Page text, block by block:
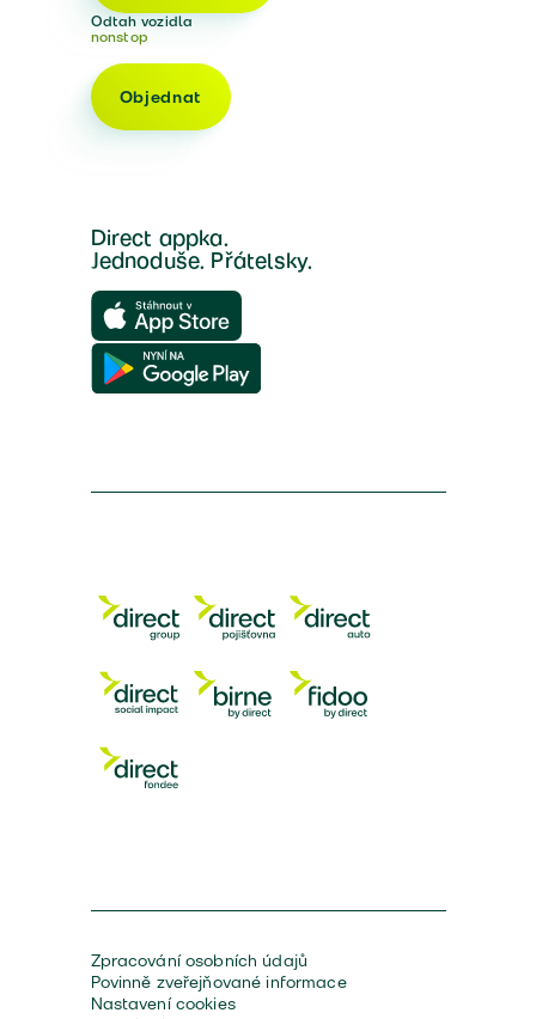
Odtah vozidla
nonstop
Objednat
Direct appka.
Jednoduše. Přátelsky.
Zpracování osobních údajů
Povinně zveřejňované informace
Nastavení cookies